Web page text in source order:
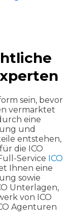
sein, bevor
vermarktet
eine
und
entstehen,
die ICO
Service ICO
Ihnen eine
sowie
Unterlagen,
von ICO
Agenturen